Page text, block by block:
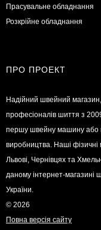
Прасувальне обладнання
Розкрійне обладнання
ПРО ПРОЕКТ
Надійний швейний
професіоналів шиття з
першу швейну машину або
виробництва. Наші фізичні
Львові, Чернівцях та
даному інтернет-магазині
України.
© 2026
Повна версія сайту